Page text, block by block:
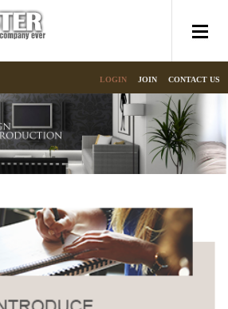
LOGIN JOIN CONTACT US